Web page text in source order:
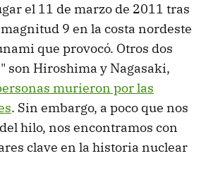
el 11 de marzo de 2011 tras
9 en la costa nordeste
que provocó. Otros dos
son Hiroshima y Nagasaki,
murieron por las
. Sin embargo, a poco que nos
hilo, nos encontramos con
clave en la historia nuclear